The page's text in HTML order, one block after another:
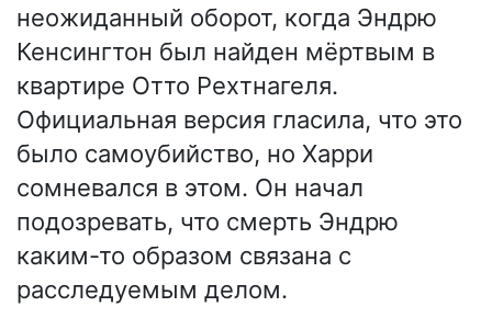
неожиданный оборот, когда Эндрю
Кенсингтон был найден мёртвым в
квартире Отто Рехтнагеля.
Официальная версия гласила, что это
было самоубийство, но Харри
сомневался в этом. Он начал
подозревать, что смерть Эндрю
каким-то образом связана с
расследуемым делом.